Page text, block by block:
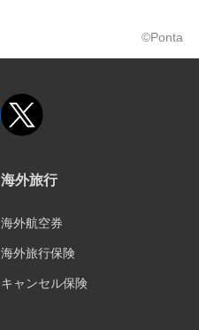
©Ponta
海外旅行
海外航空券
海外旅行保険
キャンセル保険